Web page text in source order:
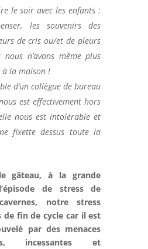
le soir avec les enfants:
les souvenirs des
de cris ou/et de pleurs
nous n’avons même plus
la maison !
d’un collègue de bureau
est effectivement hors
nous est intolérable et
fixette dessus toute la
gâteau, à la grande
de stress de
notre stress
de fin de cycle car il est
par des menaces
incessantes et